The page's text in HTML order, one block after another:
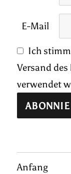
E-Mail
Ich
Versand
verwendet
Anfang